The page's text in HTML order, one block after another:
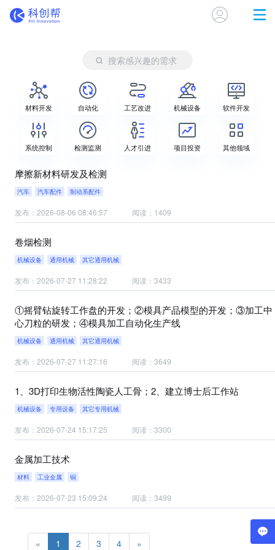
搜索感兴趣的需求
材料开发 自动化 工艺改进 机械设备 软件开发
系统控制 检测监测 人才引进 项目投资 其他领域
摩擦新材料研发及检测
汽车 汽车配件 制动系配件
发布：2026-08-06 08:46:57 阅读：1409
卷烟检测
机械设备 通用机械 其它通用机械
发布：2026-07-27 11:28:22 阅读：3433
①摇臂钻旋转工作盘的开发；②模具产品模型的开发；③加工中
心刀粒的研发；④模具加工自动化生产线
机械设备 通用机械 其它通用机械
发布：2026-07-27 11:27:16 阅读：3649
1、3D打印生物活性陶瓷人工骨；2、建立博士后工作站
机械设备 专用设备 其它专用机械
发布：2026-07-24 15:17:25 阅读：3300
金属加工技术
材料 工业金属 铜
发布：2026-07-23 15:09:24 阅读：3499
« 1 2 3 4 »